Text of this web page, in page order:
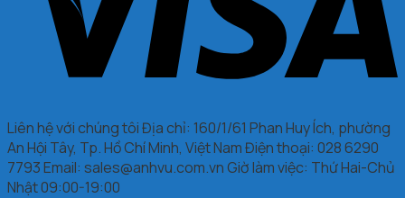
Liên hệ với chúng tôi Địa chỉ: 160/1/61 Phan Huy Ích, phường
An Hội Tây, Tp. Hồ Chí Minh, Việt Nam Điện thoại: 028 6290
7793 Email: sales@anhvu.com.vn Giờ làm việc: Thứ Hai-Chủ
Nhật 09:00-19:00